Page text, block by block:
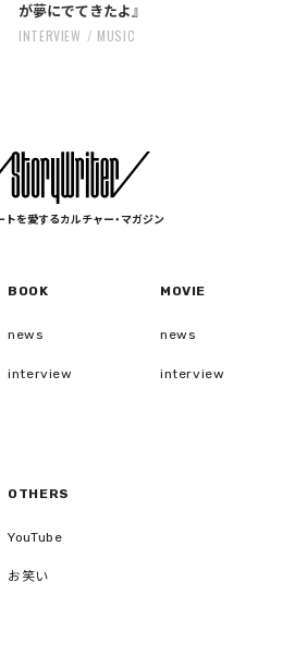
が夢にでてきたよ』
INTERVIEW MUSIC
トを愛するカルチャー・マガジン
BOOK
news
interview
MOVIE
news
interview
OTHERS
YouTube
お笑い